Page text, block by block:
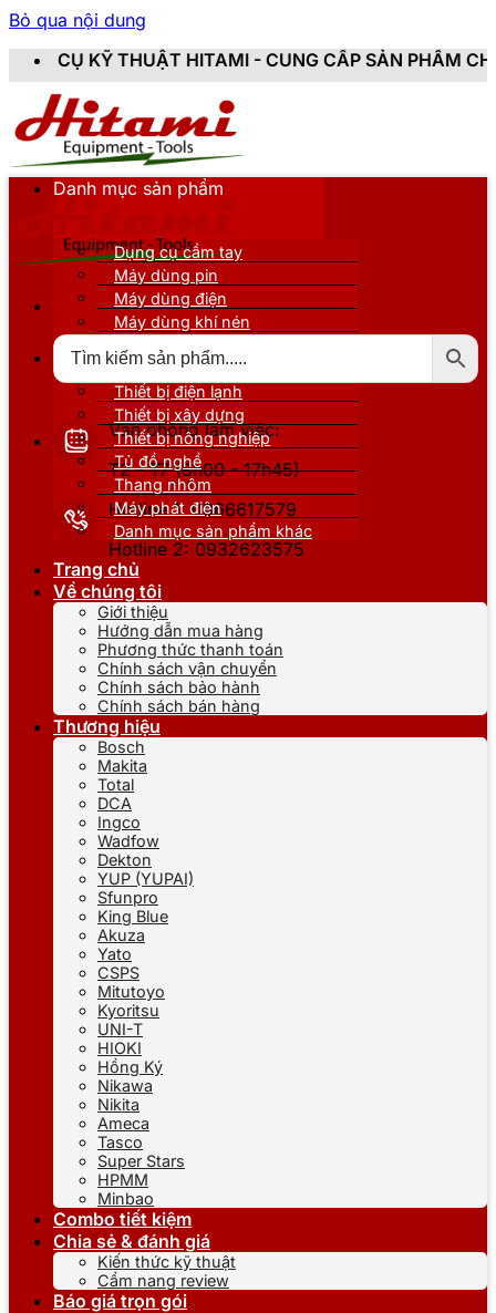
Bỏ qua nội dung
HITAMI - CUNG CẤP SẢN PHẨM CHÍNH HÃNG, MỚI
Văn phòng làm việc:
T2 - T7 (8h00 - 17h45)
Hotline 1: 0866617579
Hotline 2: 0932623575
Danh mục sản phẩm
Dụng cụ cầm tay
Máy dùng pin
Máy dùng điện
Máy dùng khí nén
Thiết bị nâng đỡ
Thiết bị điện lạnh
Thiết bị xây dựng
Thiết bị nông nghiệp
Tủ đồ nghề
Thang nhôm
Máy phát điện
Danh mục sản phẩm khác
Trang chủ
Về chúng tôi
Giới thiệu
Hướng dẫn mua hàng
Phương thức thanh toán
Chính sách vận chuyển
Chính sách bảo hành
Chính sách bán hàng
Thương hiệu
Bosch
Makita
Total
DCA
Ingco
Wadfow
Dekton
YUP (YUPAI)
Sfunpro
King Blue
Akuza
Yato
CSPS
Mitutoyo
Kyoritsu
UNI-T
HIOKI
Hồng Ký
Nikawa
Nikita
Ameca
Tasco
Super Stars
HPMM
Minbao
Combo tiết kiệm
Chia sẻ & đánh giá
Kiến thức kỹ thuật
Cẩm nang review
Báo giá trọn gói